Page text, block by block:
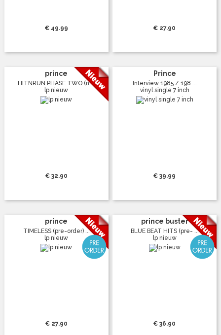
€ 49.99 € 27.90
prince
HITNRUN PHASE TWO (n ...
lp nieuw
€ 32.90
Prince
Interview 1985 / 198 ...
vinyl single 7 inch
€ 39.99
prince
TIMELESS (pre-order) ...
lp nieuw
€ 27.90
prince buster
BLUE BEAT HITS (pre- ...
lp nieuw
€ 36.90